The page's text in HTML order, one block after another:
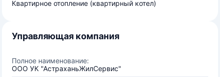
Квартирное отопление (квартирный котел)
Управляющая компания
Полное наименование:
ООО УК "АстраханьЖилСервис"